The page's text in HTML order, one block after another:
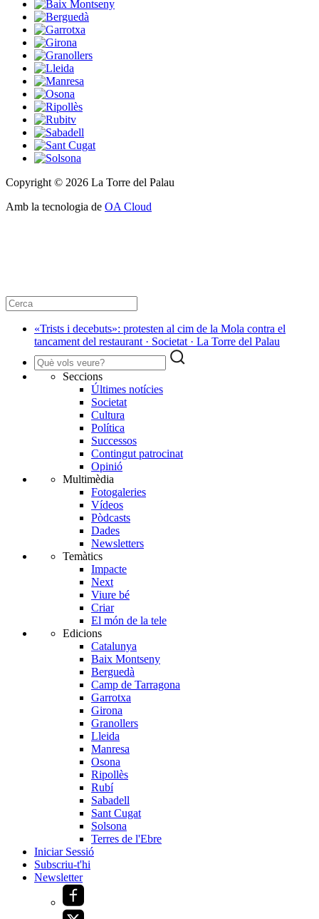
Copyright © 2026 La Torre del Palau
Amb la tecnologia de OA Cloud
«Trists i decebuts»: protesten al cim de la Mola contra el
tancament del restaurant · Societat · La Torre del Palau
Seccions
Últimes notícies
Societat
Cultura
Política
Successos
Contingut patrocinat
Opinió
Multimèdia
Fotogaleries
Vídeos
Pòdcasts
Dades
Newsletters
Temàtics
Impacte
Next
Viure bé
Criar
El món de la tele
Edicions
Catalunya
Baix Montseny
Berguedà
Camp de Tarragona
Garrotxa
Girona
Granollers
Lleida
Manresa
Osona
Ripollès
Rubí
Sabadell
Sant Cugat
Solsona
Terres de l'Ebre
Iniciar Sessió
Subscriu-t'hi
Newsletter